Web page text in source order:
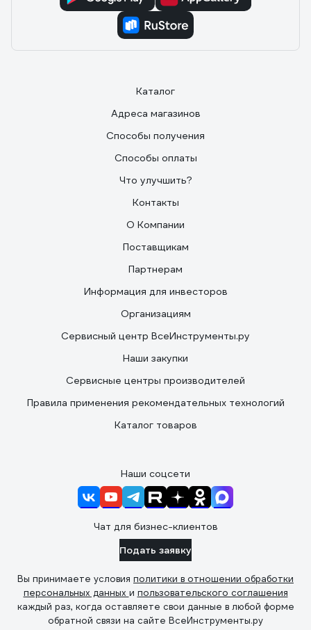
Каталог
Адреса магазинов
Способы получения
Способы оплаты
Что улучшить?
Контакты
О Компании
Поставщикам
Партнерам
Информация для инвесторов
Организациям
Сервисный центр ВсеИнструменты.ру
Наши закупки
Сервисные центры производителей
Правила применения рекомендательных технологий
Каталог товаров
Наши соцсети
Чат для бизнес-клиентов
Подать заявку
Вы принимаете условия политики в отношении обработки
персональных данных и пользовательского соглашения
каждый раз, когда оставляете свои данные в любой форме
обратной связи на сайте ВсеИнструменты.ру